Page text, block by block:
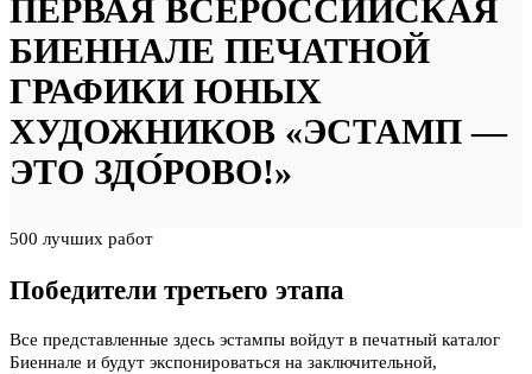
ПЕРВАЯ ВСЕРОССИЙСКАЯ
БИЕННАЛЕ ПЕЧАТНОЙ
ГРАФИКИ ЮНЫХ
ХУДОЖНИКОВ «ЭСТАМП —
ЭТО ЗДО́РОВО!»
500 лучших работ
Победители третьего этапа
Все представленные здесь эстампы войдут в печатный каталог
Биеннале и будут экспонироваться на заключительной,